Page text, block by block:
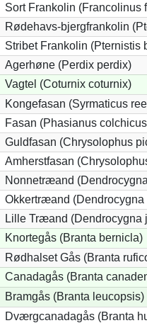
Sort Frankolin (Francolinus
Rødehavs-bjergfrankolin
Stribet Frankolin (Pternistis
Agerhøne (Perdix perdix)
Vagtel (Coturnix coturnix)
Kongefasan (Syrmaticus
Fasan (Phasianus
Guldfasan (Chrysolophus
Amherstfasan
Nonnetræand
Okkertræand (Dendrocygna
Lille Træand (Dendrocygna
Knortegås (Branta bernicla)
Rødhalset Gås (Branta
Canadagås (Branta
Bramgås (Branta leucopsis)
Dværgcanadagås (Branta